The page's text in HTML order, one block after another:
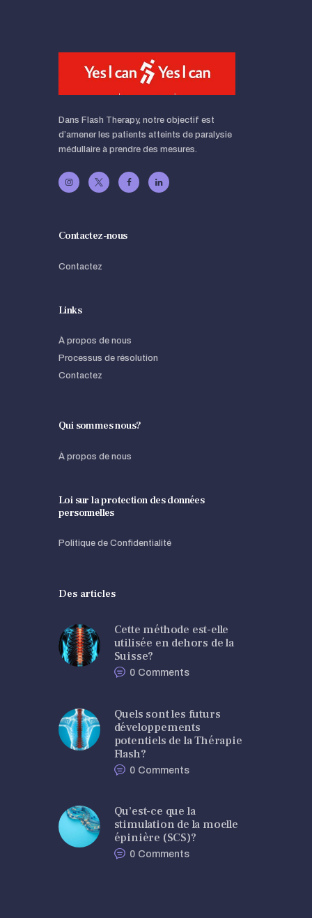
Dans Flash Therapy, notre objectif est
d’amener les patients atteints de paralysie
médullaire à prendre des mesures.
Contactez-nous
Contactez
Links
À propos de nous
Processus de résolution
Contactez
Qui sommes nous?
À propos de nous
Loi sur la protection des données
personnelles
Politique de Confidentialité
Des articles
Cette méthode est-elle
utilisée en dehors de la
Suisse?
0 Comments
Quels sont les futurs
développements
potentiels de la Thérapie
Flash?
0 Comments
Qu’est-ce que la
stimulation de la moelle
épinière (SCS)?
0 Comments